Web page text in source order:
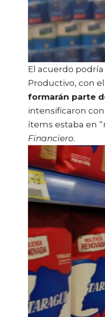
El acuerdo
Productivo, con
formarán parte
intensificaron
ítems estaba en
Financiero.